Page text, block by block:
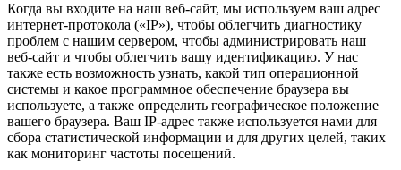
Когда вы входите на наш веб-сайт, мы используем ваш адрес
интернет-протокола («IP»), чтобы облегчить диагностику
проблем с нашим сервером, чтобы администрировать наш
веб-сайт и чтобы облегчить вашу идентификацию. У нас
также есть возможность узнать, какой тип операционной
системы и какое программное обеспечение браузера вы
используете, а также определить географическое положение
вашего браузера. Ваш IP-адрес также используется нами для
сбора статистической информации и для других целей, таких
как мониторинг частоты посещений.